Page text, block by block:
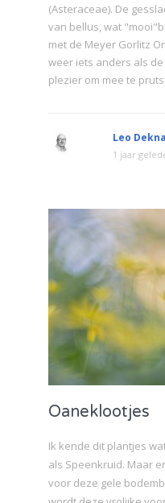
(Asteraceae). De
van bellus, wat
met de Meyer Gorlitz
weer iets anders als
plezier om mee te
Leo
1 jaar
Oaneklootjes
Ik kende dit plantjes
als Speenkruid. Maar
voor deze gele